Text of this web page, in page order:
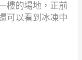
樓的場地，正前
可以看到冰凍中